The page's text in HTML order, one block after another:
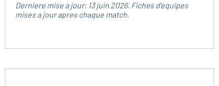
Derniere mise a jour: 13 juin 2026. Fiches d'equipes
mises a jour apres chaque match.